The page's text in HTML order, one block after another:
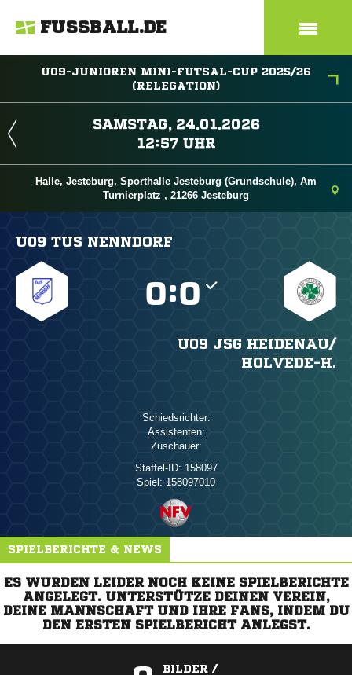
FUSSBALL.DE
U09-JUNIOREN MINI-FUTSAL-CUP 2025/26
(RELEGATION)
 
 
Halle, Jesteburg, Sporthalle Jesteburg (Grundschule), Am
Turnierplatz , 21266 Jesteburg
U09 TUS NENNDORF
:
U09 JSG HEIDENAU/​
HOLVEDE-H.
Schiedsrichter:
Assistenten:
Zuschauer:
Staffel-ID: 158097
Spiel: 158097010
SPIELBERICHTE & NEWS
ES WURDEN LEIDER NOCH KEINE SPIELBERICHTE
ANGELEGT. UNTERSTÜTZE DEINEN VEREIN,
DEINE MANNSCHAFT UND IHRE FANS, INDEM DU
DEN ERSTEN SPIELBERICHT ANLEGST.
BILDER /